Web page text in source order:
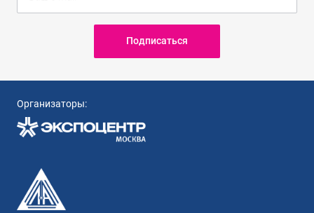
Подписаться
Организаторы: